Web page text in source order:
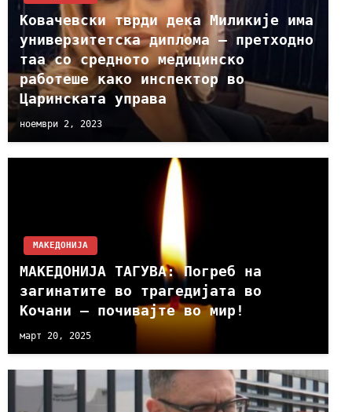
Ковачевски тврди дека Миликије има
универзитетска диплома – претходно
таа со средното медицинско
работеше како инспектор во
Царинската управа
ноември 2, 2023
МАКЕДОНИЈА
МАКЕДОНИЈА ТАГУВА: Погреб на
загинатите во трагедијата во
Кочани – почивајте во мир!
март 20, 2025